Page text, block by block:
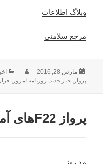
وبلاگ اطلاعات
مرجع سلامتی
ارسال
شده
مارس 28, 2016 نویسنده
پرواز,خبر جدید, روزنامه امروز,
پرواز F22های آمریکا بر فراز کره
مد روز